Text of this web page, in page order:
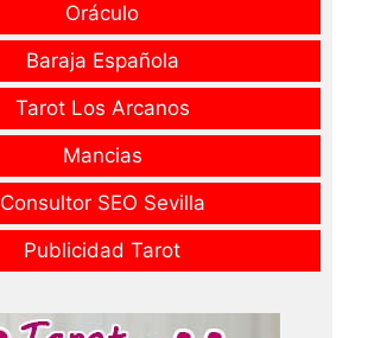
Oráculo
Baraja Española
Tarot Los Arcanos
Mancias
Consultor SEO Sevilla
Publicidad Tarot